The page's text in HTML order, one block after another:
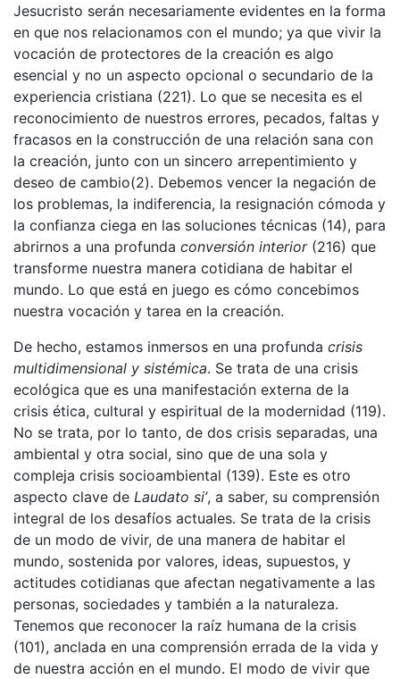
Jesucristo serán necesariamente evidentes en la forma
en que nos relacionamos con el mundo; ya que vivir la
vocación de protectores de la creación es algo
esencial y no un aspecto opcional o secundario de la
experiencia cristiana (221). Lo que se necesita es el
reconocimiento de nuestros errores, pecados, faltas y
fracasos en la construcción de una relación sana con
la creación, junto con un sincero arrepentimiento y
deseo de cambio(2). Debemos vencer la negación de
los problemas, la indiferencia, la resignación cómoda y
la confianza ciega en las soluciones técnicas (14), para
abrirnos a una profunda conversión interior(216) que
transforme nuestra manera cotidiana de habitar el
mundo. Lo que está en juego es cómo concebimos
nuestra vocación y tarea en la creación.
De hecho, estamos inmersos en una profunda crisis
multidimensional y sistémica. Se trata de una crisis
ecológica que es una manifestación externa de la
crisis ética, cultural y espiritual de la modernidad (119).
No se trata, por lo tanto, de dos crisis separadas, una
ambiental y otra social, sino que de una sola y
compleja crisis socioambiental (139). Este es otro
aspecto clave de Laudato si’, a saber, su comprensión
integral de los desafíos actuales. Se trata de la crisis
de un modo de vivir, de una manera de habitar el
mundo, sostenida por valores, ideas, supuestos, y
actitudes cotidianas que afectan negativamente a las
personas, sociedades y también a la naturaleza.
Tenemos que reconocer la raíz humana de la crisis
(101), anclada en una comprensión errada de la vida y
de nuestra acción en el mundo. El modo de vivir que